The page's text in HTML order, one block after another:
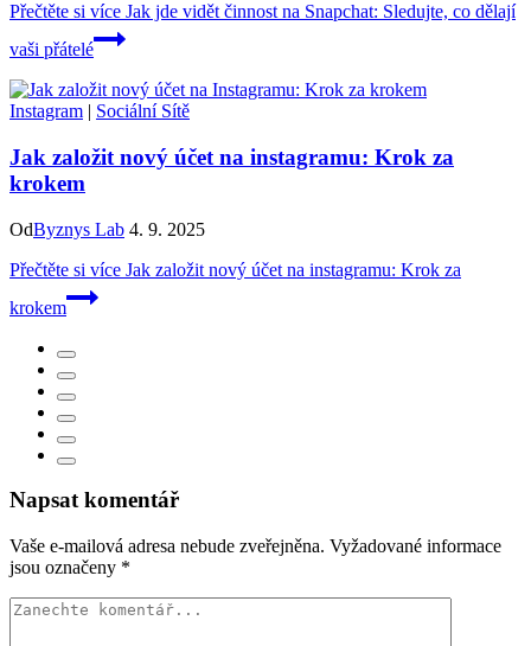
Přečtěte si více Jak jde vidět činnost na Snapchat: Sledujte, co dělají
vaši přátelé
Instagram | Sociální Sítě
Jak založit nový účet na instagramu: Krok za
krokem
OdByznys Lab 4. 9. 2025
Přečtěte si více Jak založit nový účet na instagramu: Krok za
krokem
Napsat komentář
Vaše e-mailová adresa nebude zveřejněna. Vyžadované informace
jsou označeny *